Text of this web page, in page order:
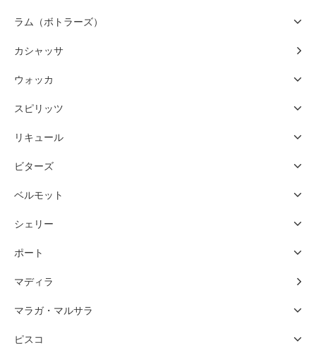
ラム（ボトラーズ）
カシャッサ
ウォッカ
スピリッツ
リキュール
ビターズ
ベルモット
シェリー
ポート
マディラ
マラガ・マルサラ
ピスコ